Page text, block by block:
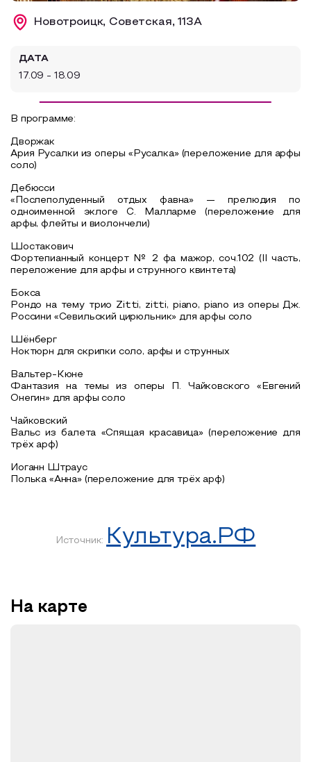
Образовательный туризм
Доступная среда
Новотроицк, Советская, 113А
ДАТА
17.09 - 18.09
В программе:
Дворжак
Ария Русалки из оперы «Русалка» (переложение для арфы
соло)
Дебюсси
«Послеполуденный отдых фавна» — прелюдия по
одноименной эклоге С. Малларме (переложение для
арфы, флейты и виолончели)
Шостакович
Фортепианный концерт № 2 фа мажор, соч.102 (II часть,
переложение для арфы и струнного квинтета)
Бокса
Рондо на тему трио Zitti, zitti, piano, piano из оперы Дж.
Россини «Севильский цирюльник» для арфы соло
Шёнберг
Ноктюрн для скрипки соло, арфы и струнных
Вальтер-Кюне
Фантазия на темы из оперы П. Чайковского «Евгений
Онегин» для арфы соло
Чайковский
Вальс из балета «Спящая красавица» (переложение для
трёх арф)
Иоганн Штраус
Полька «Анна» (переложение для трёх арф)
Источник: Культура.РФ
На карте